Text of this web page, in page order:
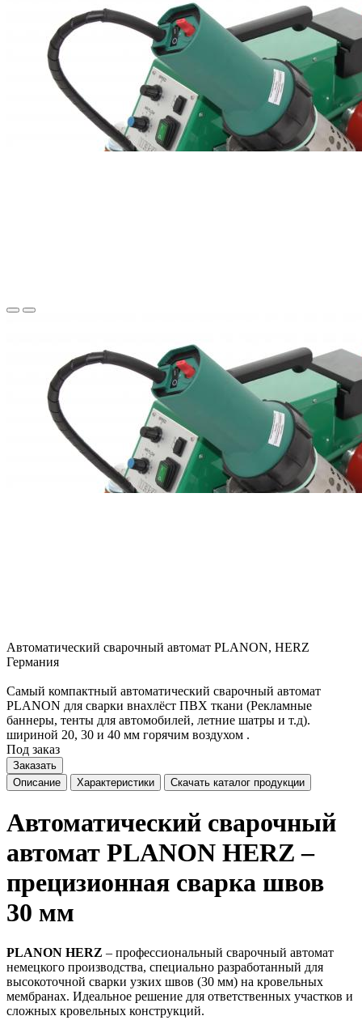
Автоматический сварочный автомат PLANON, HERZ
Германия
Самый компактный автоматический сварочный автомат
PLANON для сварки внахлёст ПВХ ткани (Рекламные
баннеры, тенты для автомобилей, летние шатры и т.д).
шириной 20, 30 и 40 мм горячим воздухом .
Под заказ
Заказать
Описание
Характеристики Скачать каталог продукции
Автоматический сварочный
автомат PLANON HERZ –
прецизионная сварка швов
30 мм
PLANON HERZ – профессиональный сварочный автомат
немецкого производства, специально разработанный для
высокоточной сварки узких швов (30 мм) на кровельных
мембранах. Идеальное решение для ответственных участков и
сложных кровельных конструкций.